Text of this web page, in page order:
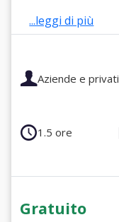
...leggi di più
Aziende e privati
1.5 ore
Gratuito